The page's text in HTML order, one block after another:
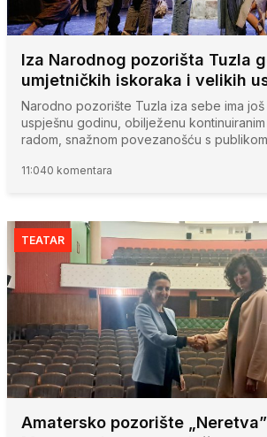
Iza Narodnog pozorišta Tuzla
umjetničkih iskoraka i velikih
Narodno pozorište Tuzla iza sebe ima
uspješnu godinu, obilježenu kontinuiranim
radom, snažnom povezanošću s
11:040 komentara
TEATAR
Amatersko pozorište